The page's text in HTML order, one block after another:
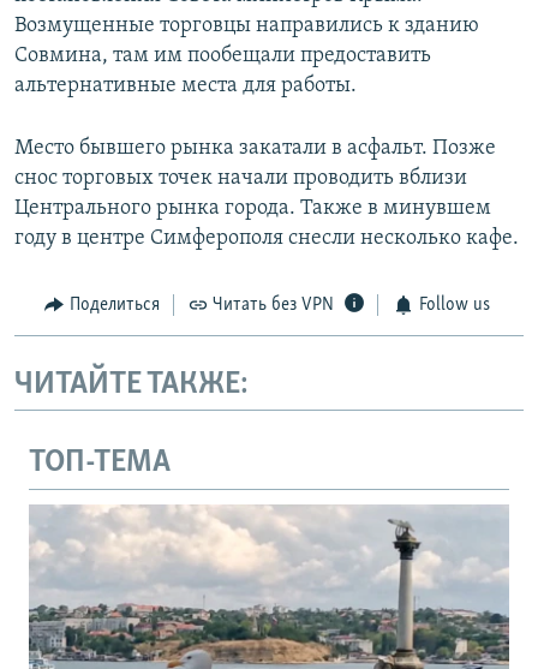
Возмущенные торговцы направились к зданию
Совмина, там им пообещали предоставить
альтернативные места для работы.
Место бывшего рынка закатали в асфальт. Позже
снос торговых точек начали проводить вблизи
Центрального рынка города. Также в минувшем
году в центре Симферополя снесли несколько кафе.
Поделиться Читать без VPN Follow us
ЧИТАЙТЕ ТАКЖЕ:
ТОП-ТЕМА